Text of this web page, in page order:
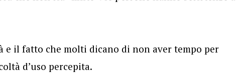
e il fatto che molti dicano di non aver tempo per
d’uso percepita.